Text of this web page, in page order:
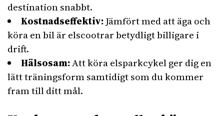
destination snabbt.
Kostnadseffektiv:Jämfört med att äga och
köra en bil är elscootrar betydligt billigare i
drift.
Hälsosam:Att köra elsparkcykel ger dig en
lätt träningsform samtidigt som du kommer
fram till ditt mål.